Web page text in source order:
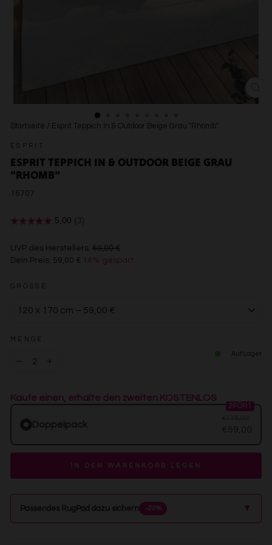
Startseite / Esprit Teppich In & Outdoor Beige Grau "Rhomb"
ESPRIT
ESPRIT TEPPICH IN & OUTDOOR BEIGE GRAU
"RHOMB"
16707
UVP des Herstellers: 69,00 €€69,00
Dein Preis: 59,00 € 14% gespart
GRÖSSE
MENGE
Auf Lager
Kaufe einen, erhalte den zweiten KOSTENLOS
2FÜR1
IN DEN WARENKORB LEGEN
Passendes RugPad dazu sichern −20% ▲